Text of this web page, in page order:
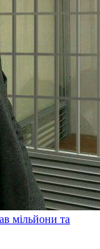
мільйони та